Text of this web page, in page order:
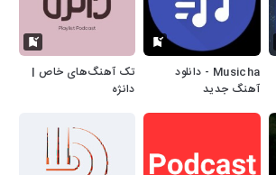
Musicha - دانلود
آهنگ جدید
تک آهنگ‌های خاص |
دانژه